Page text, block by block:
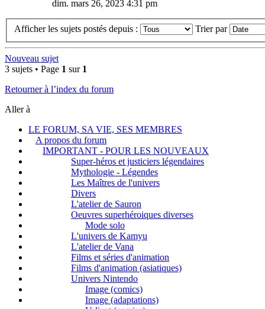
dim. mars 26, 2023 4:31 pm
Afficher les sujets postés depuis : Trier par
Nouveau sujet
3 sujets • Page 1 sur 1
Retourner à l’index du forum
Aller à
LE FORUM, SA VIE, SES MEMBRES
A propos du forum
IMPORTANT - POUR LES NOUVEAUX
Super-héros et justiciers légendaires
Mythologie - Légendes
Les Maîtres de l'univers
Divers
L'atelier de Sauron
Oeuvres superhéroiques diverses
Mode solo
L'univers de Kamyu
L'atelier de Vana
Films et séries d'animation
Films d'animation (asiatiques)
Univers Nintendo
Image (comics)
Image (adaptations)